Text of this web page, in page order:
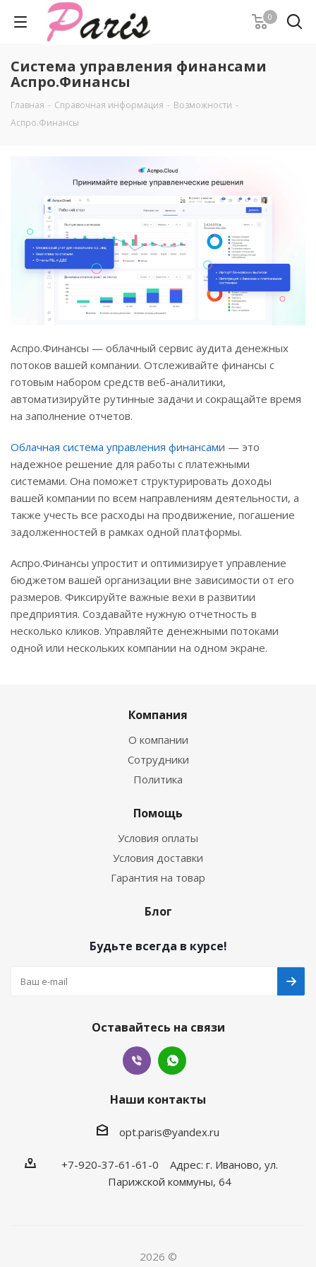
0
Система управления финансами
Аспро.Финансы
Главная - Справочная информация - Возможности -
Аспро.Финансы
Аспро.Финансы — облачный сервис аудита денежных
потоков вашей компании. Отслеживайте финансы с
готовым набором средств веб-аналитики,
автоматизируйте рутинные задачи и сокращайте время
на заполнение отчетов.
Облачная система управления финансами — это
надежное решение для работы с платежными
системами. Она поможет структурировать доходы
вашей компании по всем направлениям деятельности, а
также учесть все расходы на продвижение, погашение
задолженностей в рамках одной платформы.
Аспро.Финансы упростит и оптимизирует управление
бюджетом вашей организации вне зависимости от его
размеров. Фиксируйте важные вехи в развитии
предприятия. Создавайте нужную отчетность в
несколько кликов. Управляйте денежными потоками
одной или нескольких компании на одном экране.
Компания
О компании
Сотрудники
Политика
Помощь
Условия оплаты
Условия доставки
Гарантия на товар
Блог
Будьте всегда в курсе!
Оставайтесь на связи
Наши контакты
opt.paris@yandex.ru
+7-920-37-61-61-0 Адрес: г. Иваново, ул.
Парижской коммуны, 64
2026 ©